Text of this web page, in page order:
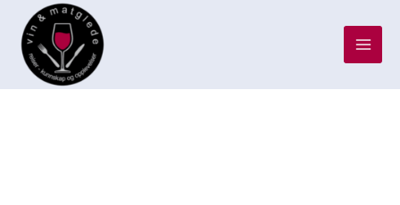
Hopp
innholdet